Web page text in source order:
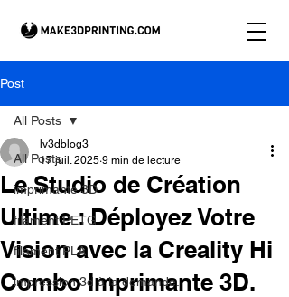
Post
All Posts
imprimante 3D
filament PETG
filament PLA
impression 3d à la demande.
All Posts
Le Studio de Création
Ultime : Déployez Votre
Vision avec la Creality Hi
Combo Imprimante 3D.
lv3dblog3
17 juil. 2025 9 min de lecture